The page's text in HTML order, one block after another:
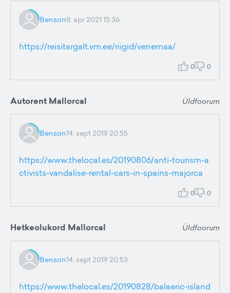
Benson8. apr 2021 15:36
https://reisitargalt.vm.ee/riigid/venemaa/
0 0
Autorent Mallorcal Üldfoorum
Benson14. sept 2019 20:55
https://www.thelocal.es/20190806/anti-tourism-a
ctivists-vandalise-rental-cars-in-spains-majorca
0 0
Hetkeolukord Mallorcal Üldfoorum
Benson14. sept 2019 20:53
https://www.thelocal.es/20190828/balaeric-island